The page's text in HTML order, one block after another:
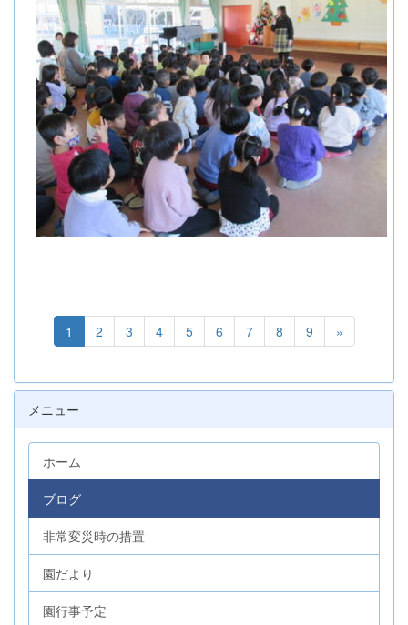
1 2 3 4 5 6 7 8 9 »
メニュー
ホーム
ブログ
非常変災時の措置
園だより
園行事予定